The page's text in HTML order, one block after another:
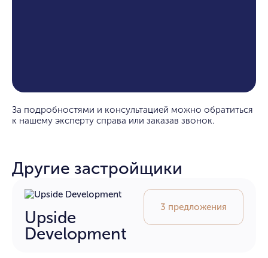
За подробностями и консультацией можно обратиться
к нашему эксперту справа или заказав звонок.
Другие застройщики
Upside
Development
3 предложения